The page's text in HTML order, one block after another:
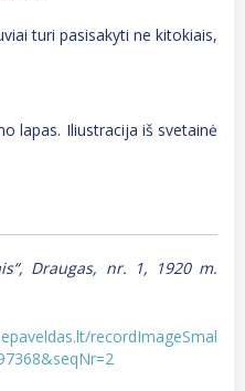
turi pasisakyti ne kitokiais,
lapas. Iliustracija iš svetainė
Draugas, nr. 1, 1920 m.
recordImageSmal